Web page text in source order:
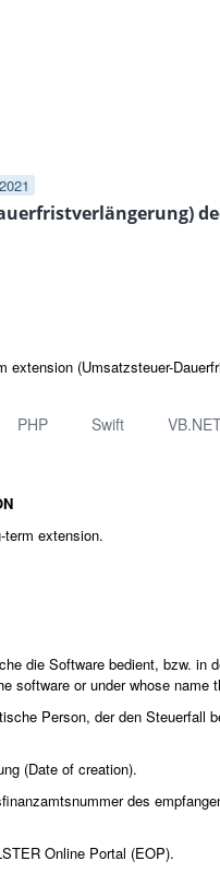
2021
(Umsatzsteuer-
PHP Swift
term extension.
die Software bedient, bzw. in
software or under whose
Person, der den Steuerfall
(Date of creation).
des
Online Portal (EOP).